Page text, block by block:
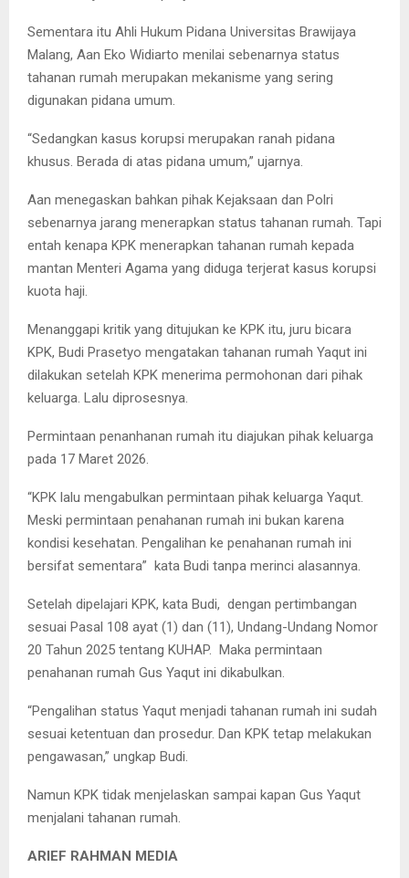
Sementara itu Ahli Hukum Pidana Universitas Brawijaya
Malang, Aan Eko Widiarto menilai sebenarnya status
tahanan rumah merupakan mekanisme yang sering
digunakan pidana umum.
“Sedangkan kasus korupsi merupakan ranah pidana
khusus. Berada di atas pidana umum,” ujarnya.
Aan menegaskan bahkan pihak Kejaksaan dan Polri
sebenarnya jarang menerapkan status tahanan rumah. Tapi
entah kenapa KPK menerapkan tahanan rumah kepada
mantan Menteri Agama yang diduga terjerat kasus korupsi
kuota haji.
Menanggapi kritik yang ditujukan ke KPK itu, juru bicara
KPK, Budi Prasetyo mengatakan tahanan rumah Yaqut ini
dilakukan setelah KPK menerima permohonan dari pihak
keluarga. Lalu diprosesnya.
Permintaan penanhanan rumah itu diajukan pihak keluarga
pada 17 Maret 2026.
“KPK lalu mengabulkan permintaan pihak keluarga Yaqut.
Meski permintaan penahanan rumah ini bukan karena
kondisi kesehatan. Pengalihan ke penahanan rumah ini
bersifat sementara” kata Budi tanpa merinci alasannya.
Setelah dipelajari KPK, kata Budi, dengan pertimbangan
sesuai Pasal 108 ayat (1) dan (11), Undang-Undang Nomor
20 Tahun 2025 tentang KUHAP. Maka permintaan
penahanan rumah Gus Yaqut ini dikabulkan.
“Pengalihan status Yaqut menjadi tahanan rumah ini sudah
sesuai ketentuan dan prosedur. Dan KPK tetap melakukan
pengawasan,” ungkap Budi.
Namun KPK tidak menjelaskan sampai kapan Gus Yaqut
menjalani tahanan rumah.
ARIEF RAHMAN MEDIA